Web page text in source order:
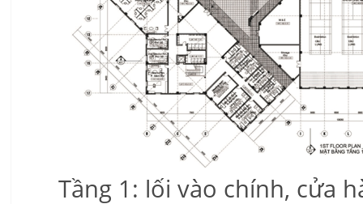
Tầng 1: lối vào chính, cửa